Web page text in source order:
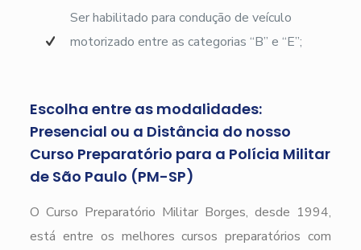
Ser habilitado para condução de veículo
motorizado entre as categorias “B” e “E”;
Escolha entre as modalidades:
Presencial ou a Distância do nosso
Curso Preparatório para a Polícia Militar
de São Paulo (PM-SP)
O Curso Preparatório Militar Borges, desde 1994,
está entre os melhores cursos preparatórios com